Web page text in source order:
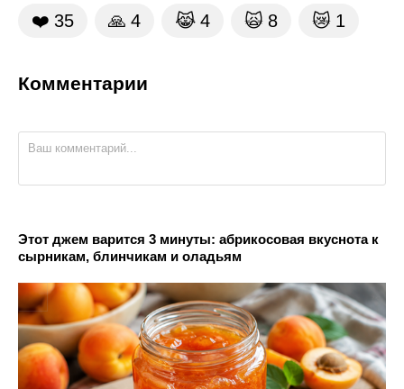
❤️ 35 🙏 4 😹 4 🙀 8 😿 1
Комментарии
Этот джем варится 3 минуты: абрикосовая вкуснота к
сырникам, блинчикам и оладьям